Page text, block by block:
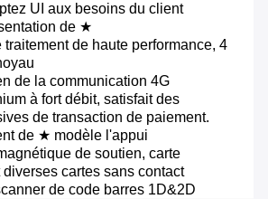
UI aux besoins du client
de ★
traitement de haute performance, 4
de la communication 4G
à fort débit, satisfait des
de transaction de paiement.
de ★ modèle l'appui
de soutien, carte
cartes sans contact
de code barres 1D&2D